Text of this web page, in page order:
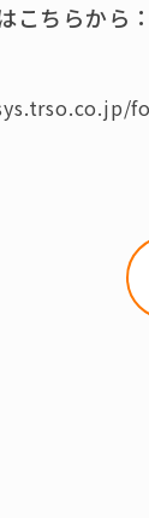
こちらから：